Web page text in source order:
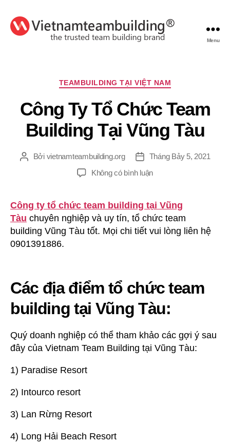
Menu
Chuyên
TEAMBUILDING TẠI VIỆT NAM
Công Ty Tổ Chức Team
Building Tại Vũng Tàu
TácBởi vietnamteambuilding.org
Ngày
đăng
Tháng Bảy 5, 2021
Không có bình luậnở
Tổ
Chức
Team
Công ty tổ chức team building tại Vũng
Tàu chuyên nghiệp và uy tín, tổ chức team
building Vũng Tàu tốt. Mọi chi tiết vui lòng liên hệ
0901391886.
Các địa điểm tổ chức team
building tại Vũng Tàu:
Quý doanh nghiệp có thể tham khảo các gợi ý sau
đây của Vietnam Team Building tại Vũng Tàu:
1) Paradise Resort
2) Intourco resort
3) Lan Rừng Resort
4) Long Hải Beach Resort